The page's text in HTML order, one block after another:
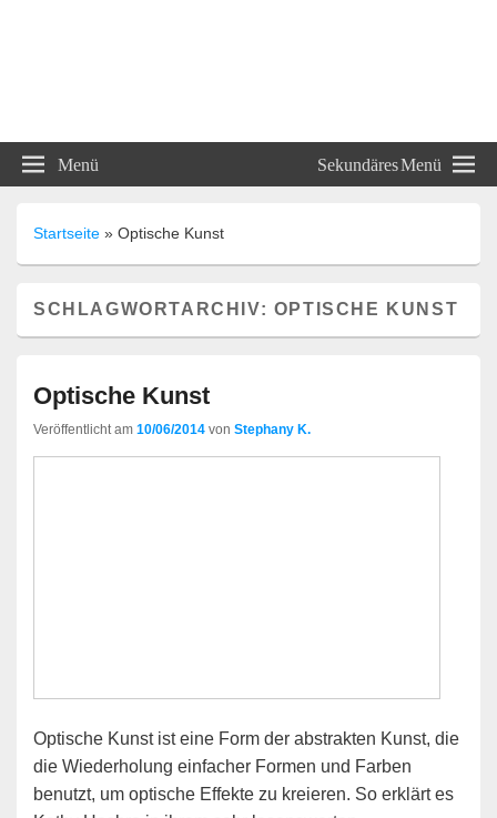
ABC und 123 Lehrmittel
Unterrichtsmaterialien
Menü Sekundäres Menü
Startseite » Optische Kunst
SCHLAGWORTARCHIV: OPTISCHE KUNST
Optische Kunst
Veröffentlicht am 10/06/2014 von Stephany K.
Optische Kunst ist eine Form der abstrakten Kunst, die
die Wiederholung einfacher Formen und Farben
benutzt, um optische Effekte zu kreieren. So erklärt es